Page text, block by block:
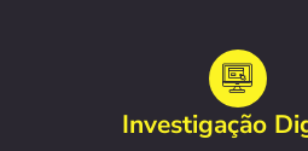
Investigação